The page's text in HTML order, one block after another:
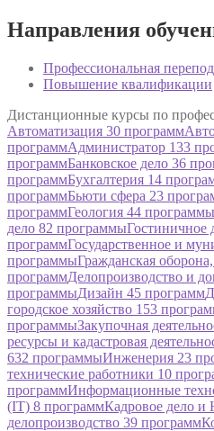
Направления
Профессиональная
Повышение квалификации
Дистанционные курсы по
Автоматизация 30 программ
программАдминистратор 133
программБанковское дело 36
программБухгалтерия 14
программБьюти сфера 23
программГеология 44 программы
дело 82 программыГостиничное
программГосударственное и
программыГражданская
программДелопроизводство и
программыДизайн 45 программ
городское хозяйство 153
программыЗакупочная
ресурсы и кадастровая
632 программыИнженерия 23
технические работники 10
программИнформационные
(IT) 8 программКадровое дело и
делопроизводство 39 программ